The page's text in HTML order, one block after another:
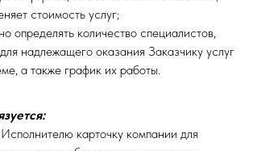
стоимость услуг;
определять количество специалистов,
надлежащего оказания Заказчику услуг
а также график их работы.
карточку компании для